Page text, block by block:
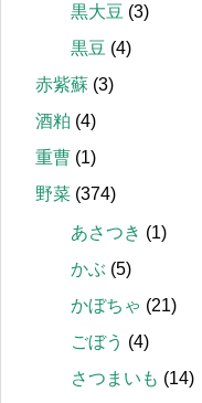
黒大豆 (3)
黒豆 (4)
赤紫蘇 (3)
酒粕 (4)
重曹 (1)
野菜 (374)
あさつき (1)
かぶ (5)
かぼちゃ (21)
ごぼう (4)
さつまいも (14)